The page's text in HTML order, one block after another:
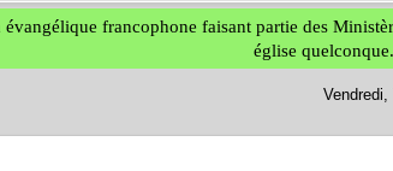
francophone faisant partie des
église quelconque.